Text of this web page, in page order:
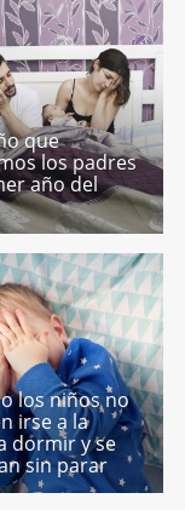
que
los padres
año del
los niños no
irse a la
dormir y se
sin parar